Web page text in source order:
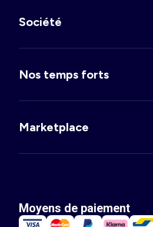
Société
Nos temps forts
Marketplace
Moyens de paiement